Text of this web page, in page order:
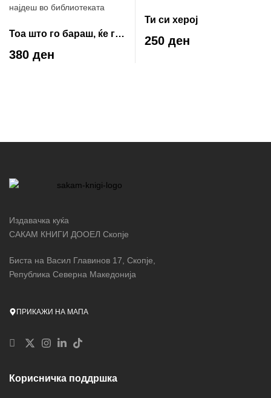
Тоа што го бараш, ќе го
најдеш во
библиотекатa
380 ден
Ти си херој
250 ден
Издавачка куќа
САКАМ КНИГИ ДООЕЛ Скопје
Биста на Васил Главинов 17, Скопје,
Република Северна Македонија
ПРИКАЖИ НА МАПА
Корисничка поддршка